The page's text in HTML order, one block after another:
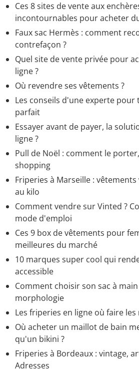
Ces 8 sites de vente aux
incontournables pour acheter
Faux sac Hermès : comment
contrefaçon ?
Quel site de vente privée pour
ligne ?
Où revendre ses vêtements ?
Les conseils d'une experte
parfait
Essayer avant de payer, la
ligne ?
Pull de Noël : comment le
shopping
Friperies à Marseille :
au kilo
Comment vendre sur Vinted ?
mode d'emploi
Ces 9 box de vêtements pour
meilleures du marché
10 marques super cool qui
accessible
Comment choisir son sac à
morphologie
Les friperies en ligne où faire
Où acheter un maillot de bain
qu'un bikini ?
Friperies à Bordeaux : vintage,
Adresses